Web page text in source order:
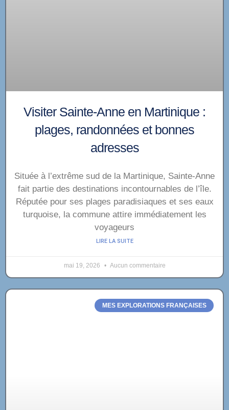
Visiter Sainte-Anne en Martinique :
plages, randonnées et bonnes
adresses
Située à l’extrême sud de la Martinique, Sainte-Anne
fait partie des destinations incontournables de l’île.
Réputée pour ses plages paradisiaques et ses eaux
turquoise, la commune attire immédiatement les
voyageurs
LIRE LA SUITE
mai 19, 2026 Aucun commentaire
MES EXPLORATIONS FRANÇAISES